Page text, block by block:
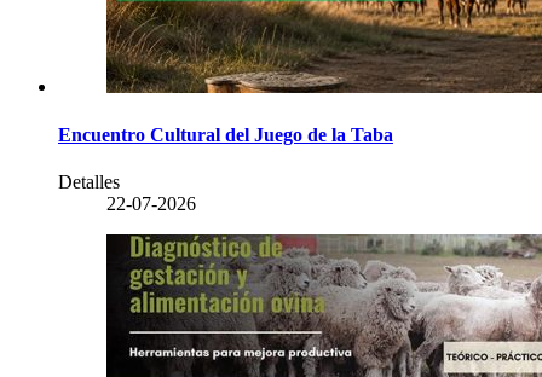
Encuentro Cultural del Juego de la Taba
Detalles
22-07-2026